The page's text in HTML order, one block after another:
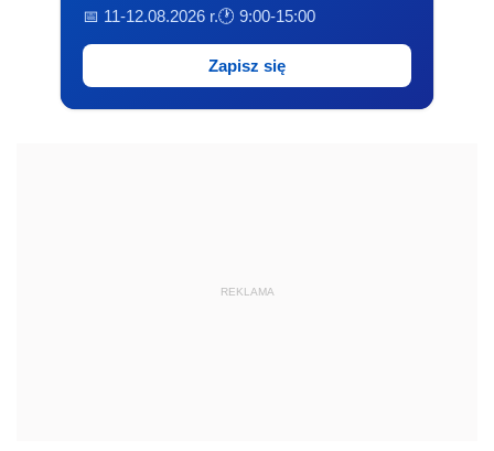
📅 11-12.08.2026 r.🕐 9:00-15:00
Zapisz się
REKLAMA